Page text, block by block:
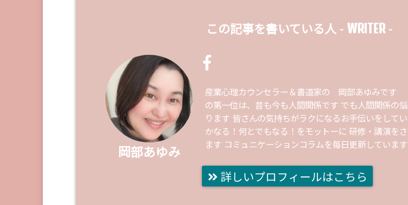
この記事を書いている人 - WRITER-
岡部あゆみ
産業心理カウンセラー＆書道家の 岡部あゆみです
の第一位は、昔も今も人間関係です でも人間関係の
ります 皆さんの気持ちがラクになるお手伝いをして
かなる！何とでもなる！をモットーに 研修・講演を
ます コミュニケーションコラムを毎日更新しています
詳しいプロフィールはこちら